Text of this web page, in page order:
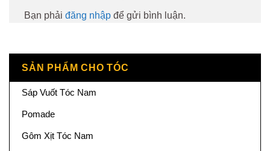
SẢN PHẨM CHO TÓC
Sáp Vuốt Tóc Nam
Pomade
Gôm Xịt Tóc Nam
Bạn phải đăng nhập để gửi bình luận.